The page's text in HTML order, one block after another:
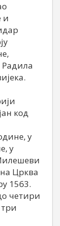
и
код
у
у
Црква
1563.
четири